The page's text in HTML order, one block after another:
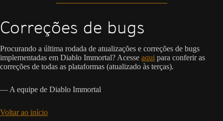
Correções de bugs
Procurando a última rodada de atualizações e correções de bugs
implementadas em Diablo Immortal? Acesse aqui para conferir as
correções de todas as plataformas (atualizado às terças).
— A equipe de Diablo Immortal
Voltar ao início